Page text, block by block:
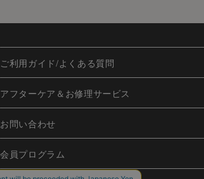
ご利用ガイド/よくある質問
アフターケア＆お修理サービス
お問い合わせ
会員プログラム